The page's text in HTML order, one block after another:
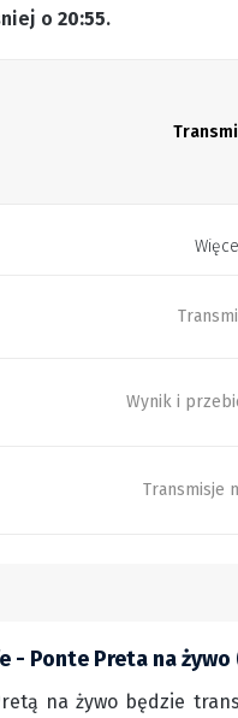
o 20:55.
Wynik i
Transmisje
- Ponte Preta na
na żywo będzie